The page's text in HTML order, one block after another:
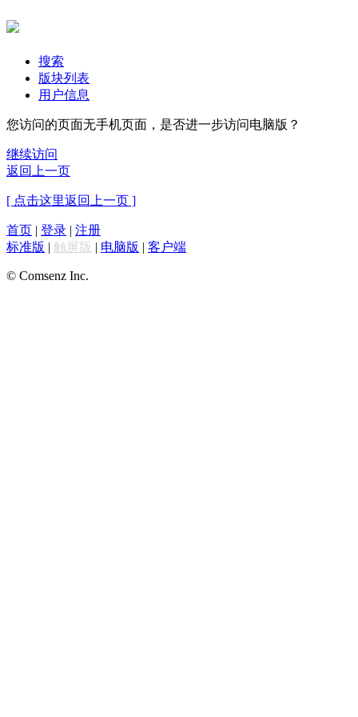
搜索
版块列表
用户信息
您访问的页面无手机页面，是否进一步访问电脑版？
继续访问
返回上一页
[ 点击这里返回上一页 ]
首页 | 登录 | 注册
标准版 | 触屏版 | 电脑版 | 客户端
© Comsenz Inc.